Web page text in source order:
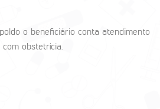
o beneficiário conta atendimento
obstetrícia.